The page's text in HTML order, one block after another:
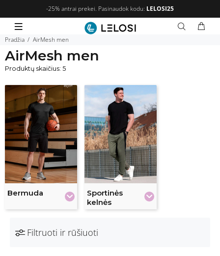
-25% antrai prekei. Pasinaudok kodu: LELOSI25
Pradžia AirMesh men
AirMesh men
Produktų skaičius: 5
Bermuda
Sportinės
kelnės
Filtruoti ir rūšiuoti